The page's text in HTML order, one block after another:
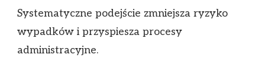
Systematyczne podejście zmniejsza ryzyko
wypadków i przyspiesza procesy
administracyjne.